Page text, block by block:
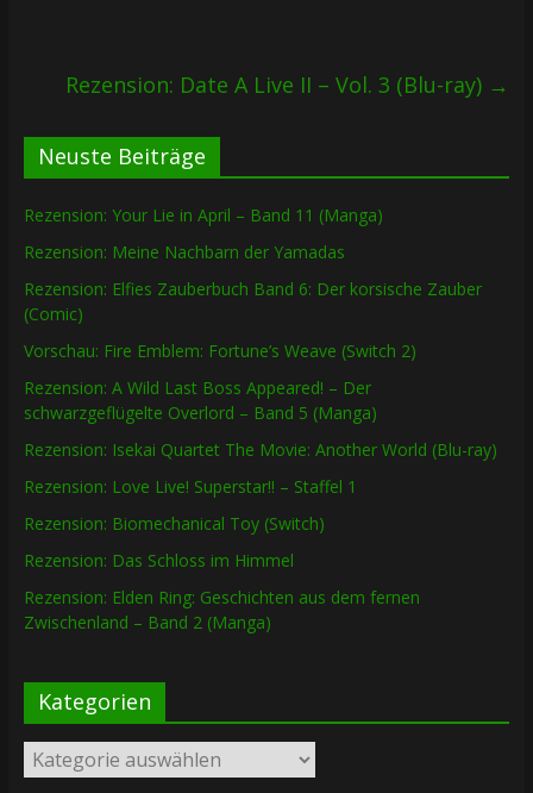
Rezension: Date A Live II – Vol. 3 (Blu-ray) →
Neuste Beiträge
Rezension: Your Lie in April – Band 11 (Manga)
Rezension: Meine Nachbarn der Yamadas
Rezension: Elfies Zauberbuch Band 6: Der korsische Zauber
(Comic)
Vorschau: Fire Emblem: Fortune’s Weave (Switch 2)
Rezension: A Wild Last Boss Appeared! – Der
schwarzgeflügelte Overlord – Band 5 (Manga)
Rezension: Isekai Quartet The Movie: Another World (Blu-ray)
Rezension: Love Live! Superstar!! – Staffel 1
Rezension: Biomechanical Toy (Switch)
Rezension: Das Schloss im Himmel
Rezension: Elden Ring: Geschichten aus dem fernen
Zwischenland – Band 2 (Manga)
Kategorien
Kategorien